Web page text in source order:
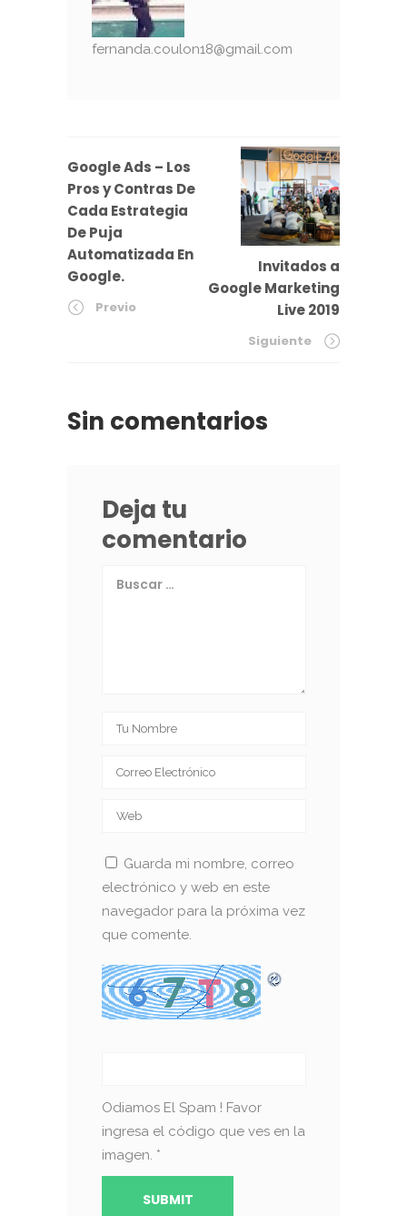
fernanda.coulon18@gmail.com
Google Ads – Los
Pros y Contras De
Cada Estrategia
De Puja
Automatizada En
Google.
Previo
Invitados a
Google Marketing
Live 2019
Siguiente
Sin comentarios
Deja tu
comentario
Guarda mi nombre, correo
electrónico y web en este
navegador para la próxima vez
que comente.
Odiamos El Spam ! Favor
ingresa el código que ves en la
imagen. *